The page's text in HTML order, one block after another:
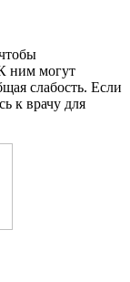
ним могут
слабость. Если
к врачу для